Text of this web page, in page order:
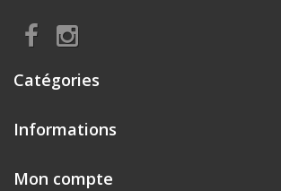
Catégories
Informations
Mon compte